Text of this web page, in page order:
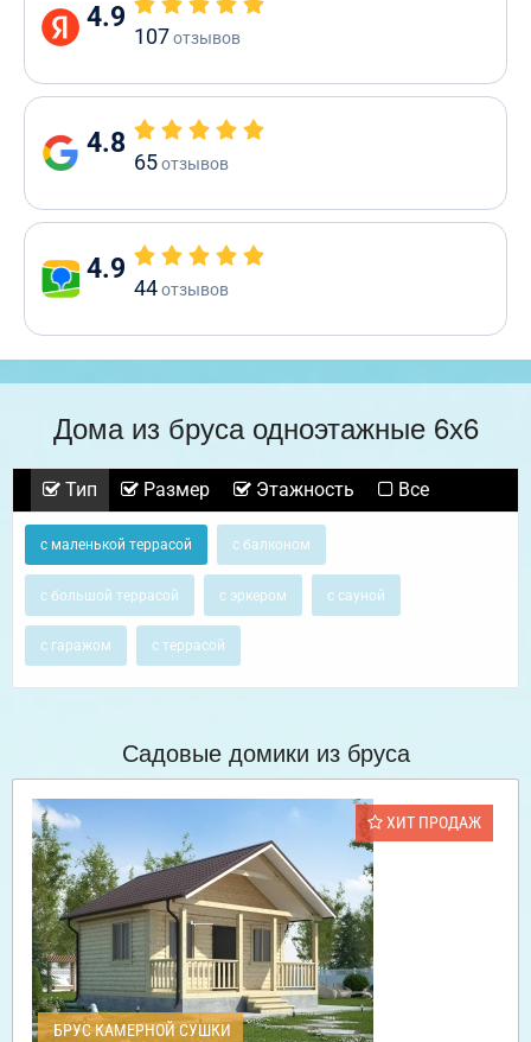
4.9
107отзывов
4.8
65отзывов
4.9
44отзывов
Дома из бруса одноэтажные 6х6
Тип Размер Этажность Все
с маленькой террасой с балконом
с большой террасой с эркером с сауной
с гаражом с террасой
Садовые домики из бруса
ХИТ ПРОДАЖ
БРУС КАМЕРНОЙ СУШКИ